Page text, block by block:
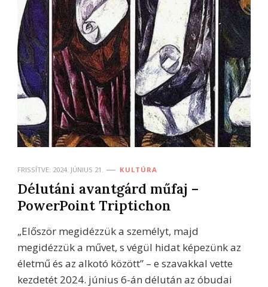
FRISSÍTVE: 2024. JÚNIUS 21. KULTÚRA
Délutáni avantgárd műfaj –
PowerPoint Triptichon
„Először megidézzük a személyt, majd
megidézzük a művet, s végül hidat képezünk az
életmű és az alkotó között” – e szavakkal vette
kezdetét 2024. június 6-án délután az óbudai